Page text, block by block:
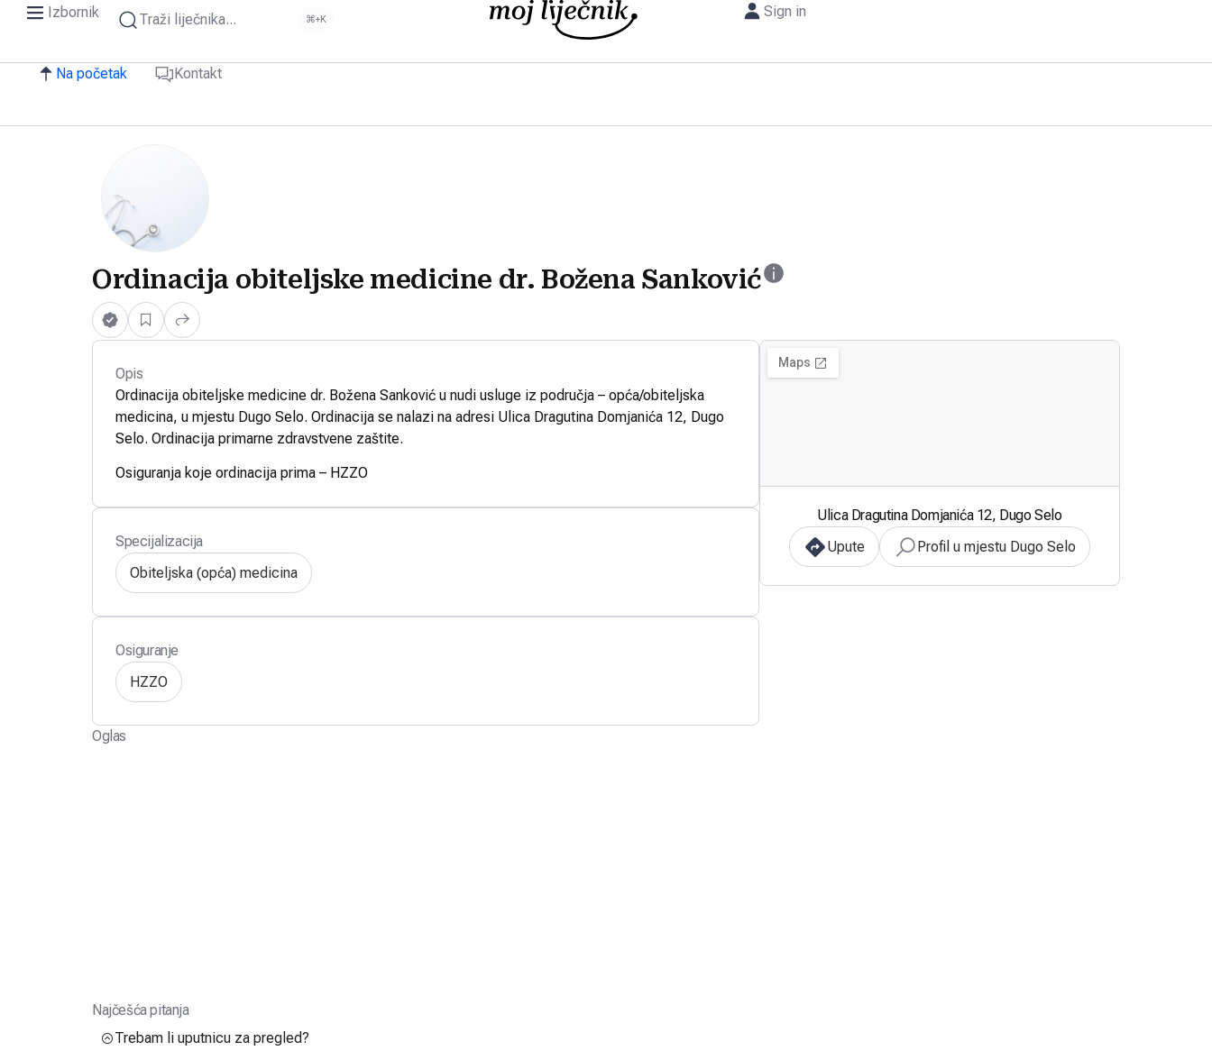
Izbornik Traži liječnika... ⌘+K Sign in
Na početak Kontakt
Ordinacija obiteljske medicine dr. Božena Sanković
Opis
Ordinacija obiteljske medicine dr. Božena Sanković u nudi usluge iz područja – opća/obiteljska
medicina, u mjestu Dugo Selo. Ordinacija se nalazi na adresi Ulica Dragutina Domjanića 12, Dugo
Selo. Ordinacija primarne zdravstvene zaštite.
Osiguranja koje ordinacija prima – HZZO
Specijalizacija
Obiteljska (opća) medicina
Osiguranje
HZZO
Oglas
Ulica Dragutina Domjanića 12, Dugo Selo
Upute
Profil u mjestu Dugo Selo
Najčešća pitanja
Trebam li uputnicu za pregled?